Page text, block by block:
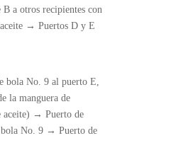
B a otros recipientes con
→ Puertos D y E
bola No. 9 al puerto E,
la manguera de
aceite) → Puerto de
No. 9 → Puerto de